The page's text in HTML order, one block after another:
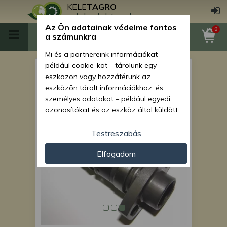
KELETAGRO
webshop.keletagro.hu
0
MTZ adagoló elem (.3-as
MOTORPAL adagolós
motorhoz) original
Az Ön adatainak védelme fontos
a számunkra
Mi és a partnereink információkat –
például cookie-kat – tárolunk egy
eszközön vagy hozzáférünk az
eszközön tárolt információkhoz, és
személyes adatokat – például egyedi
azonosítókat és az eszköz által küldött
személyre szabott hirdetések és
tartalom nyújtásához, hirdetés- és
tartalomméréshez, nézettségi adatok
gyűjtéséhez, valamint termékek
kifejlesztéséhez és a termékek
javításához. Az Ön engedélyével mi és a
partnereink eszközleolvasásos
módszerrel szerzett pontos geolokációs
adatokat és azonosítási információkat
Testreszabás
Elfogadom